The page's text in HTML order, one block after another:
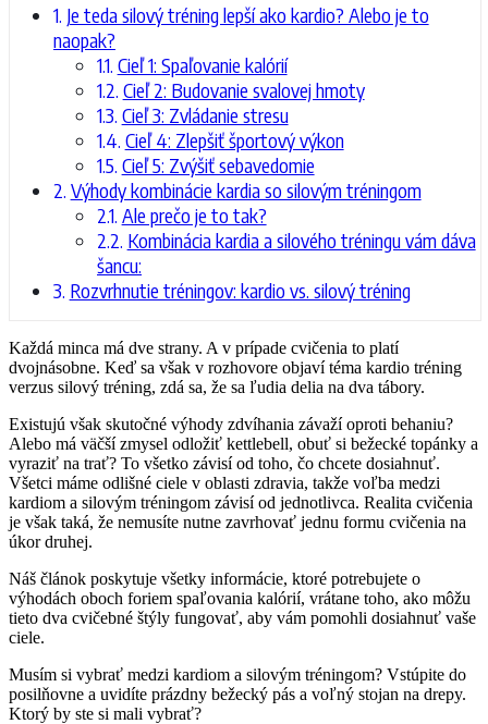
Je teda silový tréning lepší ako kardio? Alebo je to
naopak?
Cieľ 1: Spaľovanie kalórií
Cieľ 2: Budovanie svalovej hmoty
Cieľ 3: Zvládanie stresu
Cieľ 4: Zlepšiť športový výkon
Cieľ 5: Zvýšiť sebavedomie
Výhody kombinácie kardia so silovým tréningom
Ale prečo je to tak?
Kombinácia kardia a silového tréningu vám dáva
šancu:
Rozvrhnutie tréningov: kardio vs. silový tréning
Každá minca má dve strany. A v prípade cvičenia to platí
dvojnásobne. Keď sa však v rozhovore objaví téma kardio tréning
verzus silový tréning, zdá sa, že sa ľudia delia na dva tábory.
Existujú však skutočné výhody zdvíhania závaží oproti behaniu?
Alebo má väčší zmysel odložiť kettlebell, obuť si bežecké topánky a
vyraziť na trať? To všetko závisí od toho, čo chcete dosiahnuť.
Všetci máme odlišné ciele v oblasti zdravia, takže voľba medzi
kardiom a silovým tréningom závisí od jednotlivca. Realita cvičenia
je však taká, že nemusíte nutne zavrhovať jednu formu cvičenia na
úkor druhej.
Náš článok poskytuje všetky informácie, ktoré potrebujete o
výhodách oboch foriem spaľovania kalórií, vrátane toho, ako môžu
tieto dva cvičebné štýly fungovať, aby vám pomohli dosiahnuť vaše
ciele.
Musím si vybrať medzi kardiom a silovým tréningom? Vstúpite do
posilňovne a uvidíte prázdny bežecký pás a voľný stojan na drepy.
Ktorý by ste si mali vybrať?